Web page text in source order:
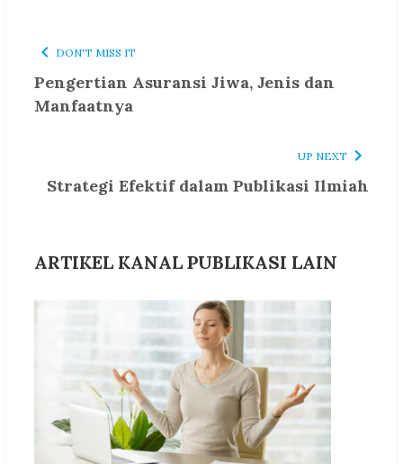
DON'T MISS IT
Pengertian Asuransi Jiwa, Jenis dan
Manfaatnya
UP NEXT
Strategi Efektif dalam Publikasi Ilmiah
ARTIKEL KANAL PUBLIKASI LAIN